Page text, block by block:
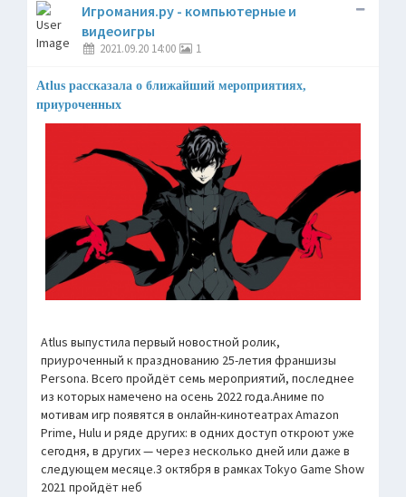
Игромания.ру - компьютерные и
видеоигры
2021.09.20 14:00 1
Atlus рассказала о ближайший мероприятиях,
приуроченных
Atlus выпустила первый новостной ролик,
приуроченный к празднованию 25-летия франшизы
Persona. Всего пройдёт семь мероприятий, последнее
из которых намечено на осень 2022 года.Аниме по
мотивам игр появятся в онлайн-кинотеатрах Amazon
Prime, Hulu и ряде других: в одних доступ откроют уже
сегодня, в других — через несколько дней или даже в
следующем месяце.3 октября в рамках Tokyo Game Show
2021 пройдёт неб